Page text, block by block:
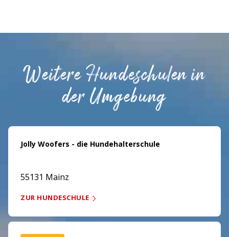
Weitere Hundeschulen in
der Umgebung
Jolly Woofers - die Hundehalterschule
55131 Mainz
ZUR HUNDESCHULE